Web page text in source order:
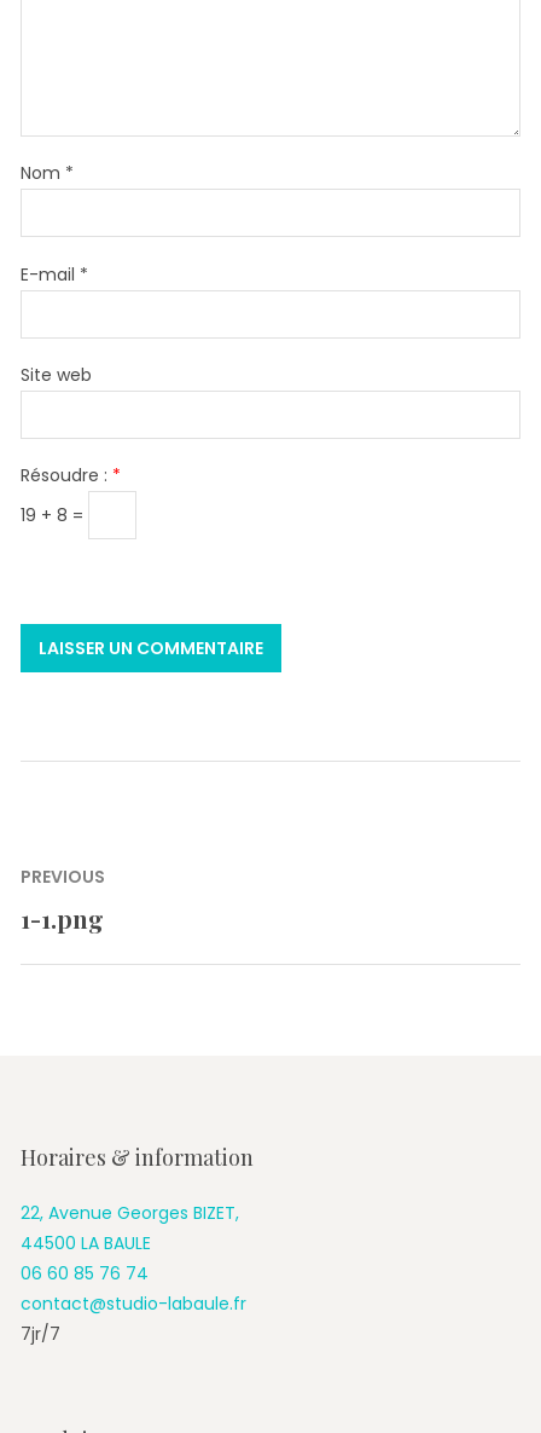
Nom *
E-mail *
Site web
Résoudre : *
19 + 8 =
Navigation
de
PREVIOUS
Previous
1-1.png
Horaires & information
22, Avenue Georges BIZET,
44500 LA BAULE
06 60 85 76 74
contact@studio-labaule.fr
7jr/7